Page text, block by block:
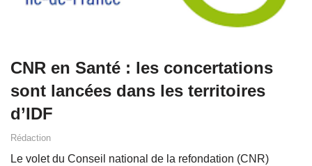
CNR en Santé : les concertations
sont lancées dans les territoires
d’IDF
Rédaction
Le volet du Conseil national de la refondation (CNR)